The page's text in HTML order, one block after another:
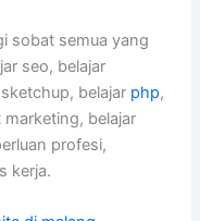
sobat semua yang
seo, belajar
belajar php,
belajar
profesi,
kerja.